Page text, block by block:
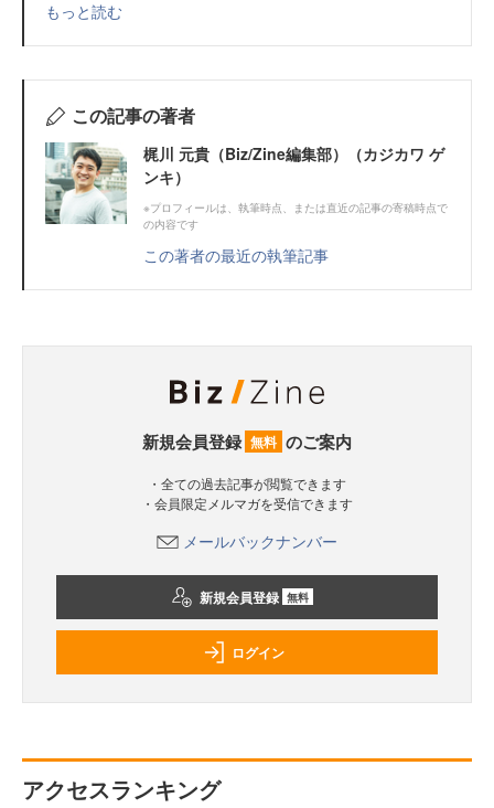
もっと読む
この記事の著者
梶川 元貴（Biz/Zine編集部）（カジカワ ゲ
ンキ）
※プロフィールは、執筆時点、または直近の記事の寄稿時点で
の内容です
この著者の最近の執筆記事
新規会員登録 無料 のご案内
・全ての過去記事が閲覧できます
・会員限定メルマガを受信できます
メールバックナンバー
新規会員登録 無料
ログイン
アクセスランキング